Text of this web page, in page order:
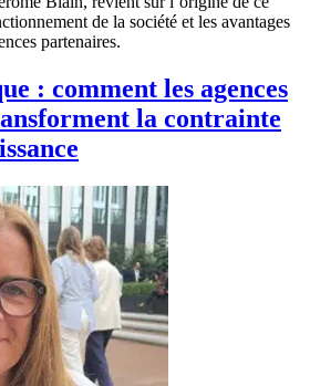
de la société et les avantages
partenaires.
: comment les agences
la contrainte